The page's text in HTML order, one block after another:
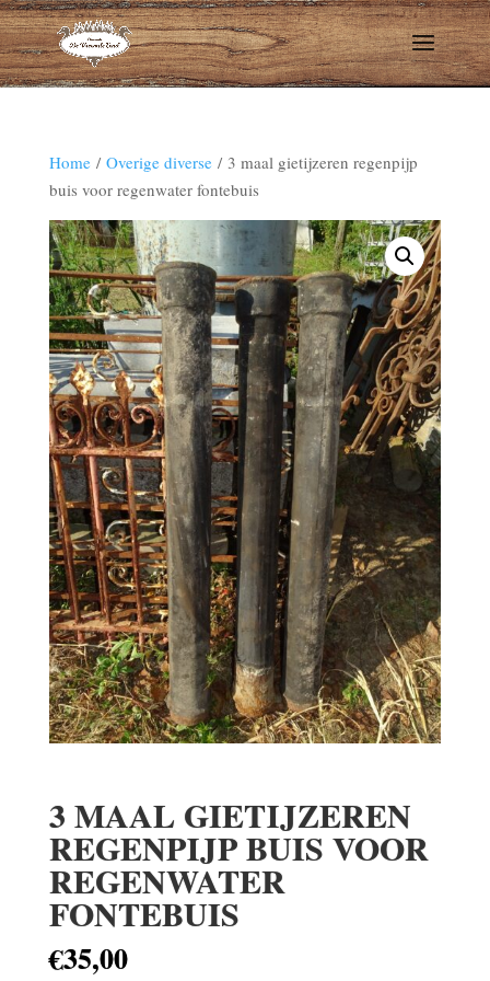
Home/ Overige diverse/ 3 maal gietijzeren regenpijp
buis voor regenwater fontebuis
3 MAAL GIETIJZEREN
REGENPIJP BUIS VOOR
REGENWATER
FONTEBUIS
€35,00